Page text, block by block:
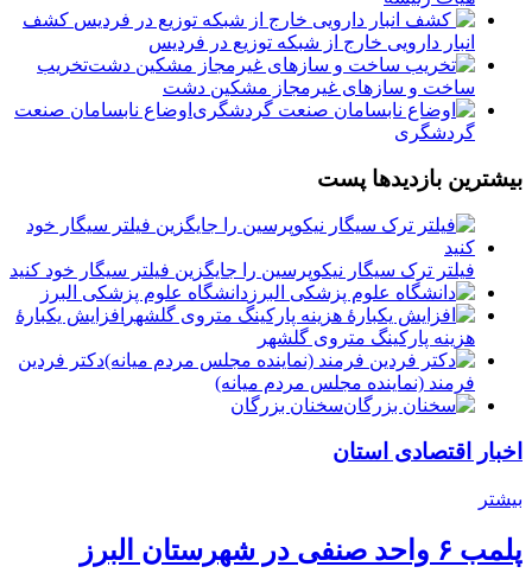
️ کشف
انبار دارویی خارج از شبکه توزیع در فردیس
تخریب
ساخت و سازهای غیرمجاز مشکین دشت
اوضاع نابسامان صنعت
گردشگری
بیشترین بازدیدها پست
فیلتر ترک سیگار نیکوپرسین را جایگزین فیلتر سیگار خود کنید
دانشگاه علوم پزشکی البرز
افزایش یکبارۀ
هزینه پارکینگ متروی گلشهر
دكتر فردين
فرمند (نماينده مجلس مردم میانه)
سخنان بزرگان
اخبار اقتصادی استان
بیشتر
پلمب ۶ واحد صنفی در شهرستان البرز